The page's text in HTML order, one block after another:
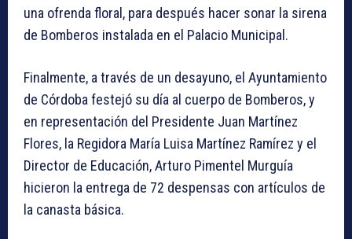
una ofrenda floral, para después hacer sonar la sirena
de Bomberos instalada en el Palacio Municipal.
Finalmente, a través de un desayuno, el Ayuntamiento
de Córdoba festejó su día al cuerpo de Bomberos, y
en representación del Presidente Juan Martínez
Flores, la Regidora María Luisa Martínez Ramírez y el
Director de Educación, Arturo Pimentel Murguía
hicieron la entrega de 72 despensas con artículos de
la canasta básica.